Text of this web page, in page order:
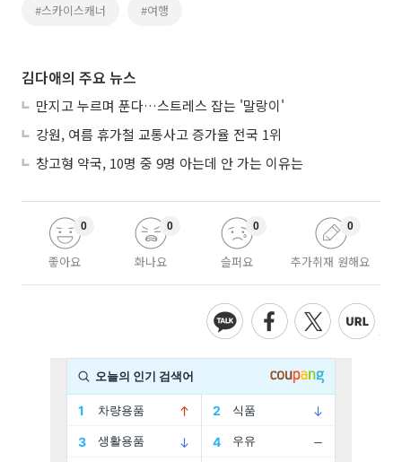
#스카이스캐너 #여행
김다애의 주요 뉴스
만지고 누르며 푼다…스트레스 잡는 '말랑이'
강원, 여름 휴가철 교통사고 증가율 전국 1위
창고형 약국, 10명 중 9명 아는데 안 가는 이유는
좋아요
0
화나요
0
슬퍼요
0
추가취재 원해요
0